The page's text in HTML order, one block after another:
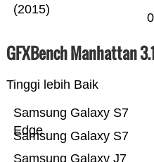
(2015)
0
GFXBench Manhattan
Tinggi lebih Baik
Samsung Galaxy J7
Samsung Galaxy S7
Samsung Galaxy S7
Edge